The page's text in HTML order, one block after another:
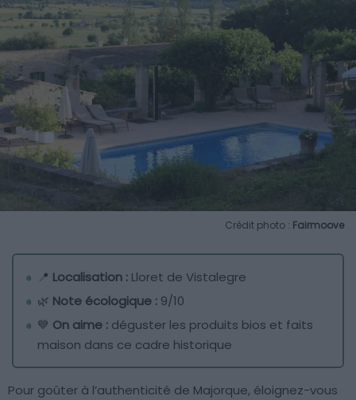
Crédit photo : Fairmoove
📍 Localisation : Lloret de Vistalegre
🌿 Note écologique : 9/10
💙 On aime : déguster les produits bios et faits
maison dans ce cadre historique
Pour goûter à l’authenticité de Majorque, éloignez-vous